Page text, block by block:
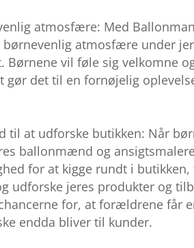
atmosfære: Med
børnevenlig atmosfære under
Børnene vil føle sig velkomne
gør det til en fornøjelig
til at udforske butikken: Når
ballonmænd og
for at kigge rundt i butikken,
udforske jeres produkter og
for, at forældrene får
endda bliver til kunder.